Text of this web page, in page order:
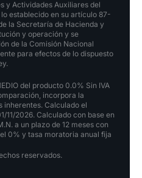
y Actividades Auxiliares del
establecido en su artículo 87-
la Secretaría de Hacienda y
y operación y se
de la Comisión Nacional
para efectos de lo dispuesto
del producto 0.0% Sin IVA
incorpora la
inherentes. Calculado el
11/2026. Calculado con base en
a un plazo de 12 meses con
0% y tasa moratoria anual fija
reservados.